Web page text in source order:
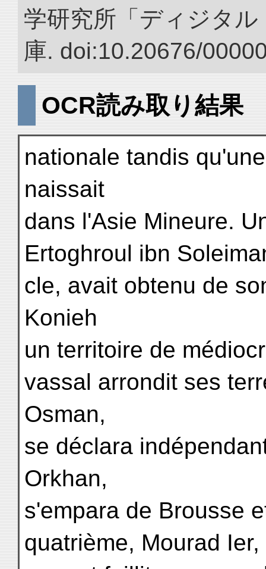
学研究所「ディジタ
庫. doi:10.20676/
OCR読み取り結果
nationale tandis
naissait
dans l'Asie Mineure.
Ertoghroul ibn
cle, avait obtenu de
Konieh
un territoire de
vassal arrondit ses
Osman,
se déclara
Orkhan,
s'empara de Brousse
quatrième, Mourad